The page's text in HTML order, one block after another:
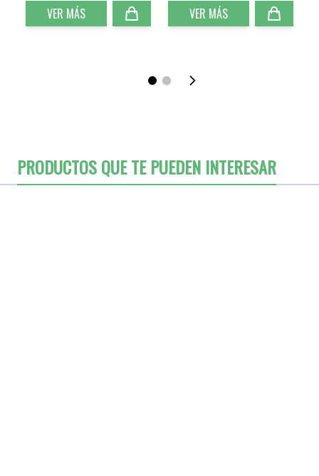
VER MÁS
VER MÁS
PRODUCTOS QUE TE PUEDEN INTERESAR